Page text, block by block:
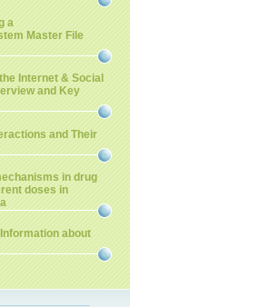
a
Master File
Internet & Social
and Key
and Their
in drug
doses in
about